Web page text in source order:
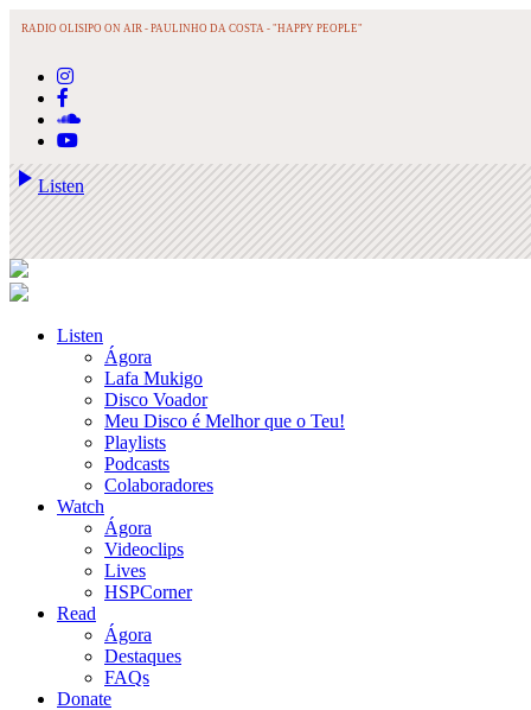
play_arrowListen
RADIO OLISIPO ON AIR - PAULINHO DA COSTA - "HAPPY PEOPLE"
Listen
Ágora
Lafa Mukigo
Disco Voador
Meu Disco é Melhor que o Teu!
Playlists
Podcasts
Colaboradores
Watch
Ágora
Videoclips
Lives
HSPCorner
Read
Ágora
Destaques
FAQs
Donate